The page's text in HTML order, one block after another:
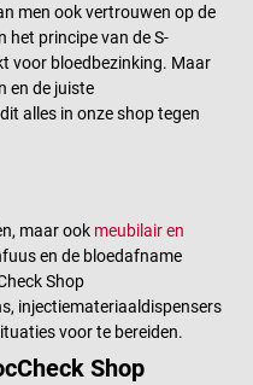
men ook vertrouwen op de
het principe van de S-
voor bloedbezinking. Maar
en de juiste
alles in onze shop tegen
maar ook meubilair en
en de bloedafname
Shop
injectiemateriaaldispensers
voor te bereiden.
Shop